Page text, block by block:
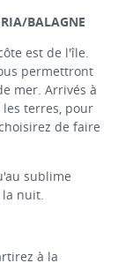
BALAGNE
est de l'île.
permettront
mer. Arrivés à
les terres, pour
de faire
sublime
nuit.
à la